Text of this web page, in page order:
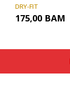
DRY-FIT
175,00 BAM